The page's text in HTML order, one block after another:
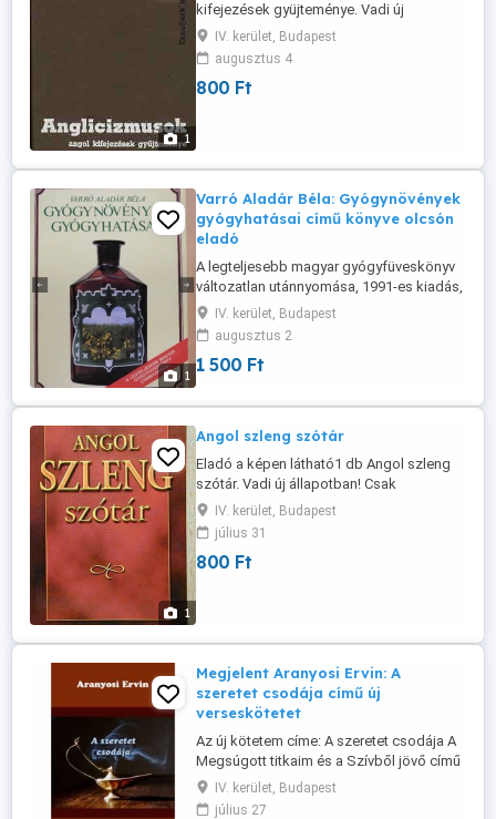
1
kifejezések gyüjteménye. Vadi új
állapotban. Csak személyes átvétel
Újpesten, készpénzért.
IV. kerület, Budapest
augusztus 4
800 Ft
1
Varró Aladár Béla: Gyógynövények
gyógyhatásai című könyve olcsón
eladó
A legteljesebb magyar gyógyfüveskönyv
változatlan utánnyomása, 1991-es kiadás,
eredeti, új, nyomdai példány. 391 oldal,
illusztrációkkal. Irányár: 1500 Ft db Több
példánynál jelentős árengedmény.
IV. kerület, Budapest
augusztus 2
1 500 Ft
1
Angol szleng szótár
Eladó a képen látható1 db Angol szleng
szótár. Vadi új állapotban! Csak
személyes átvétel Újpesten, készpénzért.
IV. kerület, Budapest
július 31
800 Ft
Megjelent Aranyosi Ervin: A
szeretet csodája című új
verseskötetet
Az új kötetem címe: A szeretet csodája A
Megsúgott titkaim és a Szívből jövő című
köteteimmel megegyező méretben, 135
vers és 74 saját készítésű digitális
IV. kerület, Budapest
július 27